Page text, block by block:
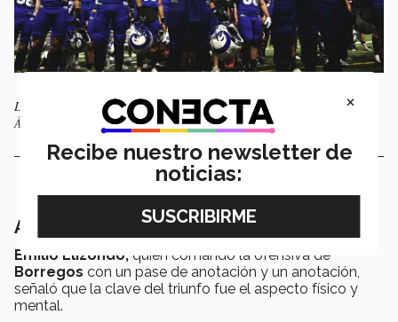
Los jugadores agradecieron el apoyo de la afición en la victoria contra
Águilas Blancas.
A continuar con la racha
Emilio Elizondo, quien comandó la ofensiva de
Borregos con un pase de anotación y un anotación,
señaló que la clave del triunfo fue el aspecto físico y
mental.
×
Recibe nuestro newsletter de
noticias: